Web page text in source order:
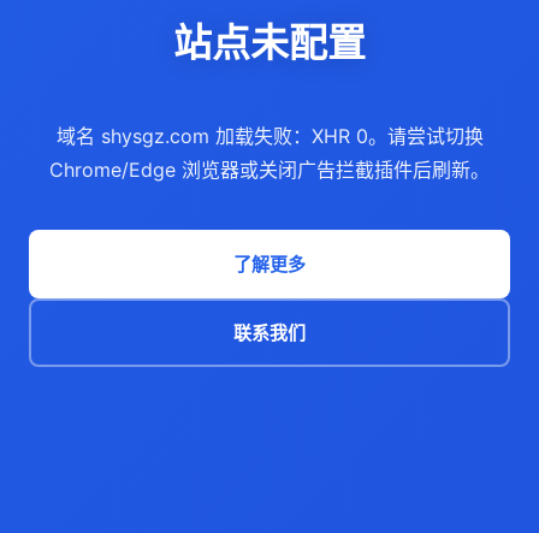
站点未配置
域名 shysgz.com 加载失败：XHR 0。请尝试切换
Chrome/Edge 浏览器或关闭广告拦截插件后刷新。
了解更多
联系我们